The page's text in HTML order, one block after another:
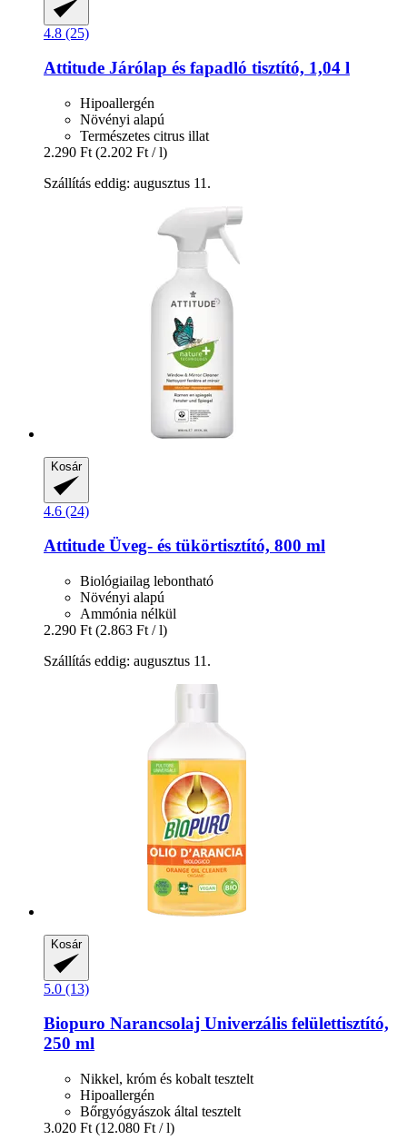
4.8 (25)
Attitude Járólap és fapadló tisztító, 1,04 l
Hipoallergén
Növényi alapú
Természetes citrus illat
2.290 Ft (2.202 Ft / l)
Szállítás eddig: augusztus 11.
Kosár
4.6 (24)
Attitude Üveg-​ és tükörtisztító, 800 ml
Biológiailag lebontható
Növényi alapú
Ammónia nélkül
2.290 Ft (2.863 Ft / l)
Szállítás eddig: augusztus 11.
Kosár
5.0 (13)
Biopuro Narancsolaj Univerzális felülettisztító,
250 ml
Nikkel, króm és kobalt tesztelt
Hipoallergén
Bőrgyógyászok által tesztelt
3.020 Ft (12.080 Ft / l)